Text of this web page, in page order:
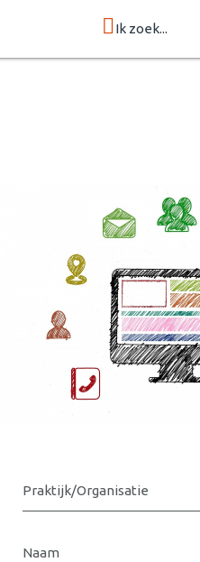
Ik zoek...
Praktijk/Organisatie
Naam